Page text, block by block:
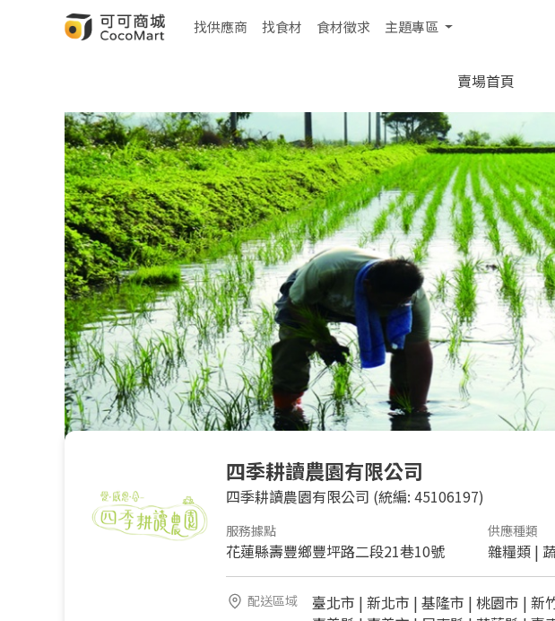
找供應商 找食材 食材徵求 主題專區
賣場首頁
四季耕讀農園有限公司
四季耕讀農園有限公司 (統編: 45106197)
服務據點
花蓮縣壽豐鄉豐坪路二段21巷10號
供應種類
雜糧類 |
配送區域 臺北市 | 新北市 | 基隆市 | 桃園市 | 新